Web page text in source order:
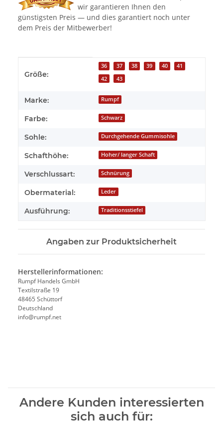
wir garantieren Ihnen den
günstigsten Preis — und dies garantiert noch unter
dem Preis der Mitbewerber!
Größe:
36 37 38 39 40
41
42
43
Marke: Rumpf
Farbe: Schwarz
Sohle: Durchgehende Gummisohle
Schafthöhe: Hoher/ langer Schaft
Verschlussart: Schnürung
Obermaterial: Leder
Ausführung: Traditionsstiefel
Angaben zur Produktsicherheit
Herstellerinformationen:
Rumpf Handels GmbH
Textilstraße 19
48465 Schüttorf
Deutschland
info@rumpf.net
Andere Kunden interessierten
sich auch für: